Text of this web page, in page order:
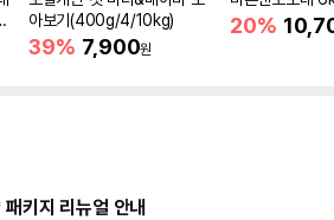
아보기(400g/4/10kg)
39% 7,900원
20%
패키지 리뉴얼 안내